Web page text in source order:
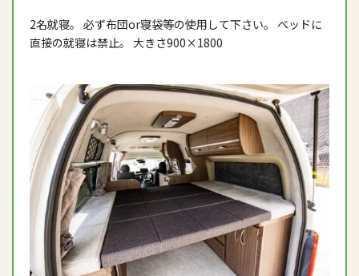
2名就寝。 必ず布団or寝袋等の使用して下さい。 ベッドに
直接の就寝は禁止。 大きさ900×1800